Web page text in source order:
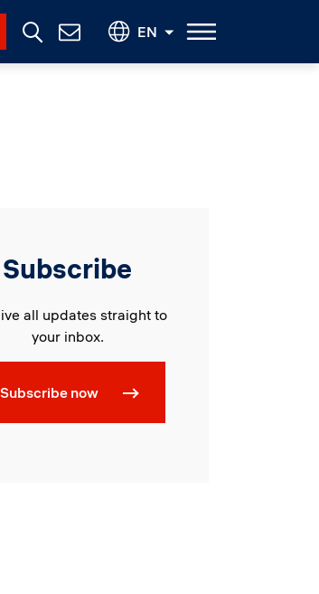
Contact
Us
EN
Subscribe
all updates straight to
your inbox.
Subscribe now